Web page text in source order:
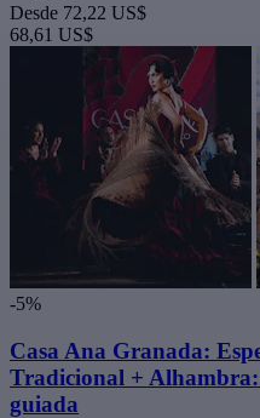
Desde 72,22 US$
68,61 US$
-5%
Casa Ana Granada:
Tradicional +
guiada